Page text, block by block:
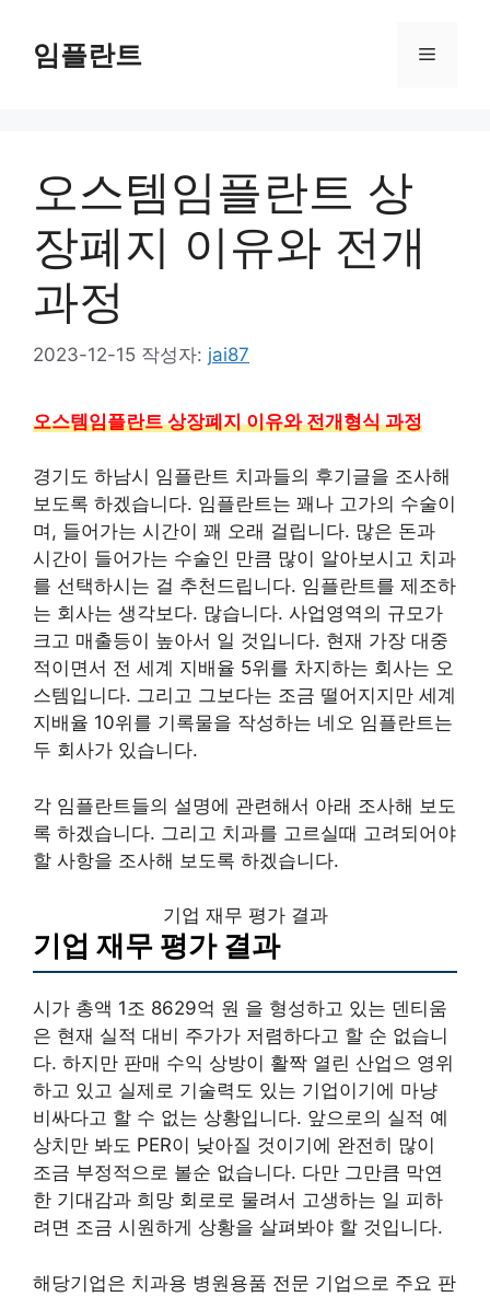
임플란트 메
오스템임플란트 상
장폐지 이유와 전개
과정
2023-12-15 작성자: jai87
오스템임플란트 상장폐지 이유와 전개형식 과정
경기도 하남시 임플란트 치과들의 후기글을 조사해
보도록 하겠습니다. 임플란트는 꽤나 고가의 수술이
며, 들어가는 시간이 꽤 오래 걸립니다. 많은 돈과
시간이 들어가는 수술인 만큼 많이 알아보시고 치과
를 선택하시는 걸 추천드립니다. 임플란트를 제조하
는 회사는 생각보다. 많습니다. 사업영역의 규모가
크고 매출등이 높아서 일 것입니다. 현재 가장 대중
적이면서 전 세계 지배율 5위를 차지하는 회사는 오
스템입니다. 그리고 그보다는 조금 떨어지지만 세계
지배율 10위를 기록물을 작성하는 네오 임플란트는
두 회사가 있습니다.
각 임플란트들의 설명에 관련해서 아래 조사해 보도
록 하겠습니다. 그리고 치과를 고르실때 고려되어야
할 사항을 조사해 보도록 하겠습니다.
기업 재무 평가 결과
기업 재무 평가 결과
시가 총액 1조 8629억 원 을 형성하고 있는 덴티움
은 현재 실적 대비 주가가 저렴하다고 할 순 없습니
다. 하지만 판매 수익 상방이 활짝 열린 산업으 영위
하고 있고 실제로 기술력도 있는 기업이기에 마냥
비싸다고 할 수 없는 상황입니다. 앞으로의 실적 예
상치만 봐도 PER이 낮아질 것이기에 완전히 많이
조금 부정적으로 볼순 없습니다. 다만 그만큼 막연
한 기대감과 희망 회로로 물려서 고생하는 일 피하
려면 조금 시원하게 상황을 살펴봐야 할 것입니다.
해당기업은 치과용 병원용품 전문 기업으로 주요 판